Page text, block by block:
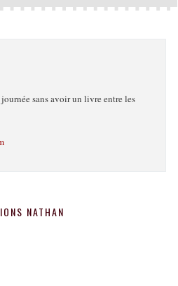
sans avoir un livre entre les
NATHAN